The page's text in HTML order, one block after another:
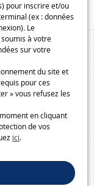
pour inscrire et/ou
(ex : données
Le
à votre
sur votre
du site et
pour ces
» vous refusez les
en cliquant
de vos
ici.